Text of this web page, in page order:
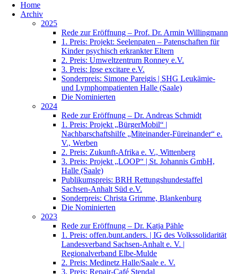
Home
Archiv
2025
Rede zur Eröffnung – Prof. Dr. Armin Willingmann
1. Preis: Projekt: Seelenpaten – Patenschaften für
Kinder psychisch erkrankter Eltern
2. Preis: Umweltzentrum Ronney e.V.
3. Preis: Ipse excitare e.V.
Sonderpreis: Simone Pareigis | SHG Leukämie-
und Lymphompatienten Halle (Saale)
Die Nominierten
2024
Rede zur Eröffnung – Dr. Andreas Schmidt
1. Preis: Projekt „BürgerMobil“ |
Nachbarschaftshilfe „Miteinander-Füreinander“ e.
V., Werben
2. Preis: Zukunft-Afrika e. V., Wittenberg
3. Preis: Projekt „LOOP“ | St. Johannis GmbH,
Halle (Saale)
Publikumspreis: BRH Rettungshundestaffel
Sachsen-Anhalt Süd e.V.
Sonderpreis: Christa Grimme, Blankenburg
Die Nominierten
2023
Rede zur Eröffnung – Dr. Katja Pähle
1. Preis: offen.bunt.anders. | IG des Volkssolidarität
Landesverband Sachsen-Anhalt e. V. |
Regionalverband Elbe-Mulde
2. Preis: Medinetz Halle/Saale e. V.
3. Preis: Repair-Café Stendal